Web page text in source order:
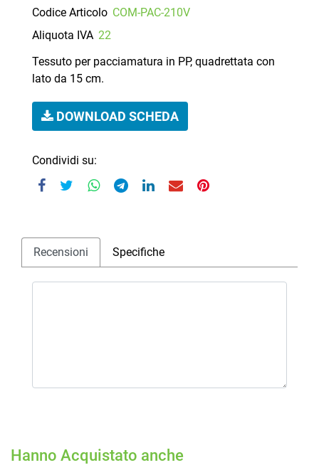
Codice Articolo COM-PAC-210V
Aliquota IVA 22
Tessuto per pacciamatura in PP, quadrettata con
lato da 15 cm.
DOWNLOAD SCHEDA
Condividi su:
Recensioni Specifiche
Hanno Acquistato anche